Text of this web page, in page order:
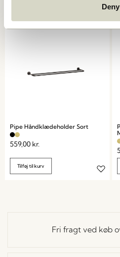
Deny
Pipe Håndklædeholder Sort
559,00 kr.
Tilføj til kurv
Fri fragt ved køb